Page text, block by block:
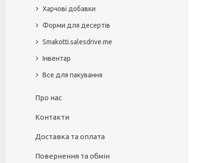
Харчові добавки
Форми для десертів
Smakotti.salesdrive.me
Інвентар
Все для пакування
Про нас
Контакти
Доставка та оплата
Повернення та обмін